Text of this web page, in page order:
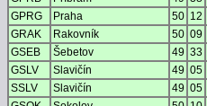
GPRG
Praha 50 12
GRAK
Rakovník 50 09
GSEB
Šebetov 49 33
GSLV
Slavičín 49 05
SSLV
Slavičín 49 05